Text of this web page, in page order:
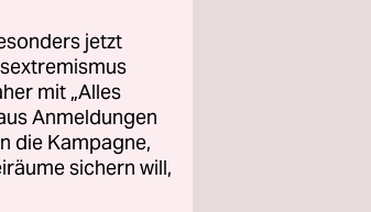
jetzt
mit „Alles
Anmeldungen
die Kampagne,
sichern will,